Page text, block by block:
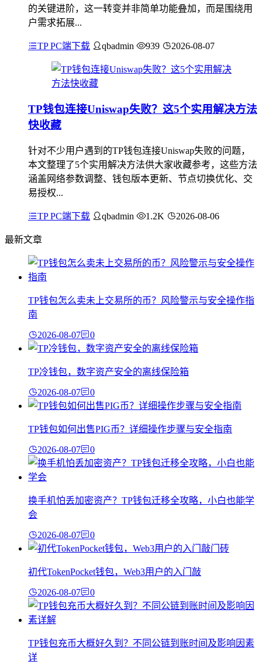
的关键进阶，这一转变并非简单功能叠加，而是围绕用
户需求拓展...
TP PC端下载 qbadmin 939 2026-08-07
TP钱包连接Uniswap失败？这5个实用解决方法
快收藏
针对不少用户遇到的TP钱包连接Uniswap失败的问题，
本文整理了5个实用解决方法供大家收藏参考，这些方法
涵盖网络参数调整、钱包版本更新、节点切换优化、交
易授权...
TP PC端下载 qbadmin 1.2K 2026-08-06
最新文章
TP钱包怎么卖未上交易所的币？风险警示与安全操作指
南
2026-08-07 0
TP冷钱包，数字资产安全的离线保险箱
2026-08-07 0
TP钱包如何出售PIG币？详细操作步骤与安全指南
2026-08-07 0
换手机怕丢加密资产？TP钱包迁移全攻略，小白也能学
会
2026-08-07 0
初代TokenPocket钱包，Web3用户的入门敲
2026-08-07 0
TP钱包充币大概好久到？不同公链到账时间及影响因素
详